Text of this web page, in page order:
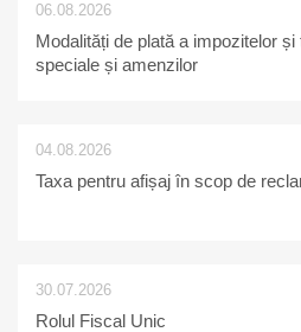
06.08.2026
Modalități de plată a impozitelor și
speciale și amenzilor
04.08.2026
Taxa pentru afișaj în scop de
30.07.2026
Rolul Fiscal Unic